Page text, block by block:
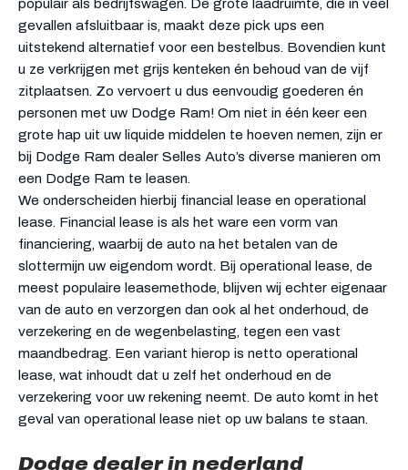
populair als bedrijfswagen. De grote laadruimte, die in veel
gevallen afsluitbaar is, maakt deze pick ups een
uitstekend alternatief voor een bestelbus. Bovendien kunt
u ze verkrijgen met grijs kenteken én behoud van de vijf
zitplaatsen. Zo vervoert u dus eenvoudig goederen én
personen met uw Dodge Ram! Om niet in één keer een
grote hap uit uw liquide middelen te hoeven nemen, zijn er
bij Dodge Ram dealer Selles Auto’s diverse manieren om
een Dodge Ram te leasen.
We onderscheiden hierbij financial lease en operational
lease. Financial lease is als het ware een vorm van
financiering, waarbij de auto na het betalen van de
slottermijn uw eigendom wordt. Bij operational lease, de
meest populaire leasemethode, blijven wij echter eigenaar
van de auto en verzorgen dan ook al het onderhoud, de
verzekering en de wegenbelasting, tegen een vast
maandbedrag. Een variant hierop is netto operational
lease, wat inhoudt dat u zelf het onderhoud en de
verzekering voor uw rekening neemt. De auto komt in het
geval van operational lease niet op uw balans te staan.
Dodge dealer in nederland